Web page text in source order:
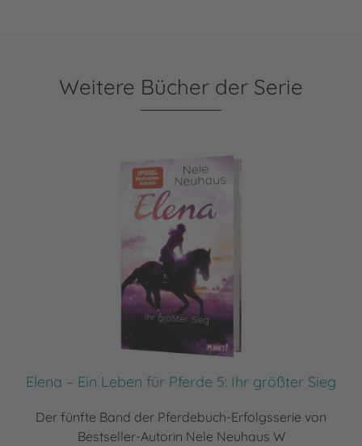
Weitere Bücher der Serie
Elena – Ein Leben für Pferde 5: Ihr größter Sieg
Der fünfte Band der Pferdebuch-Erfolgsserie von
Bestseller-Autorin Nele Neuhaus W